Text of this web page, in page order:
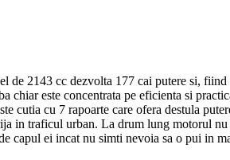
de 2143 cc dezvolta 177 cai putere si,
chiar este concentrata pe eficienta si
cutia cu 7 rapoarte care ofera destula
in traficul urban. La drum lung motorul
capul ei incat nu simti nevoia sa o pui in